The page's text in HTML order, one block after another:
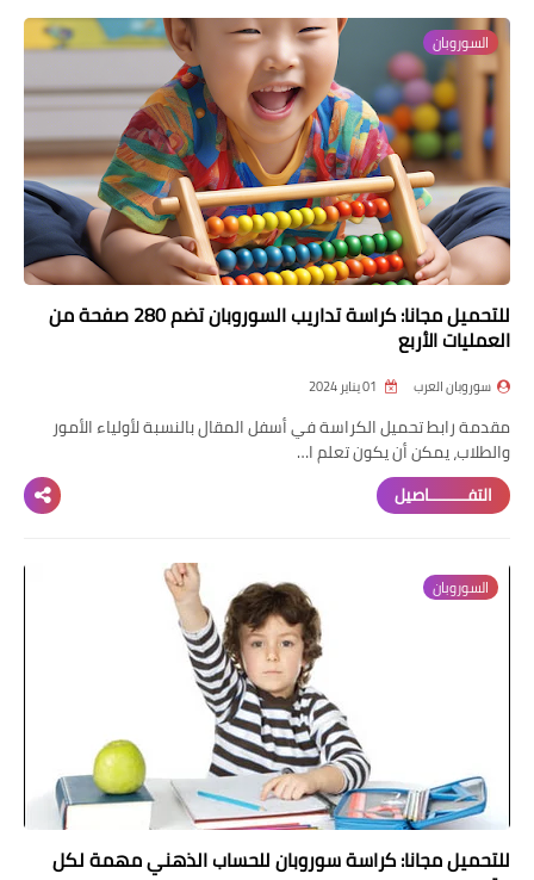
السوروبان
للتحميل مجانا: كراسة تداريب السوروبان تضم 280 صفحة من
العمليات الأربع
سوروبان العرب
مقدمة رابط تحميل الكراسة في أسفل المقال بالنسبة لأولياء الأمور
والطلاب، يمكن أن يكون تعلم ا…
التفــــــــاصيل
السوروبان
للتحميل مجانا: كراسة سوروبان للحساب الذهني مهمة لكل